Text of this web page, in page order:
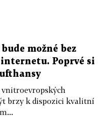
možné bez
Poprvé si
vnitroevropských
brzy k dispozici kvalitní